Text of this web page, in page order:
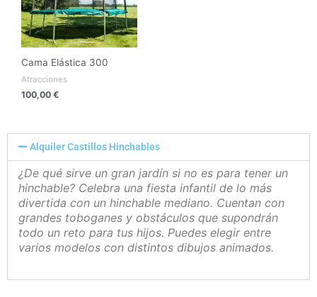
Cama Elástica 300
Atracciones
100,00 €
Alquiler Castillos Hinchables
¿De qué sirve un gran jardín si no es para tener un
hinchable? Celebra una fiesta infantil de lo más
divertida con un hinchable mediano. Cuentan con
grandes toboganes y obstáculos que supondrán
todo un reto para tus hijos. Puedes elegir entre
varios modelos con distintos dibujos animados.